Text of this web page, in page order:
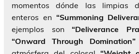
momentos dónde las limpias
enteros en “Summoning
ejemplos son “Deliverance
“Onward Through Domination”